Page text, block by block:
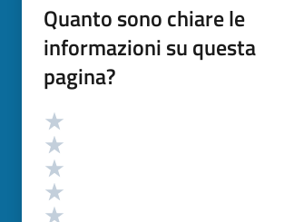
Quanto sono chiare le
informazioni su questa
pagina?
Valutazione